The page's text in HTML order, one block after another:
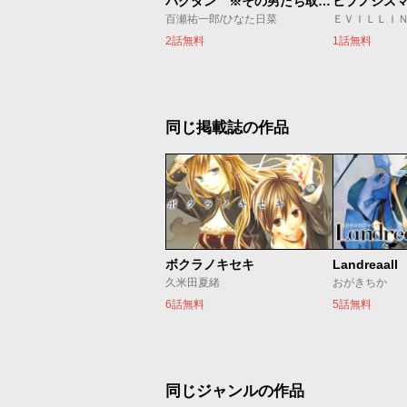
百瀬祐一郎/ひなた日菜
2話無料
1話無料
同じ掲載誌の作品
ボクラノキセキ
久米田夏緒
6話無料
Landreaall
おがきちか
5話無料
同じジャンルの作品